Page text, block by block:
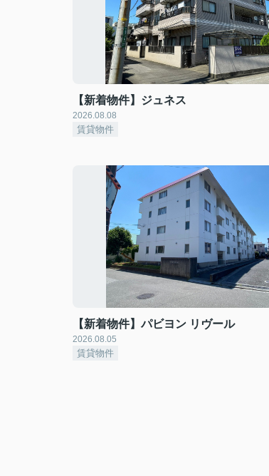
【新着物件】ジュネス
2026.08.08
賃貸物件
【新着物件】パビヨン リヴール
2026.08.05
賃貸物件